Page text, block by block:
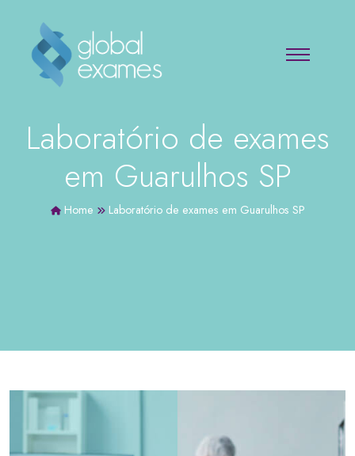
Laboratório de exames
em Guarulhos SP
Home Laboratório de exames em Guarulhos SP